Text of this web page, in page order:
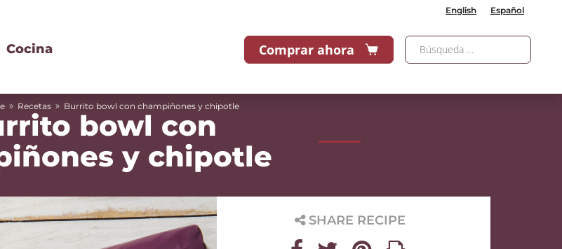
English Español
Cocina Comprar ahora
» Recetas » Burrito bowl con champiñones y chipotle
bowl con
y chipotle
SHARE RECIPE